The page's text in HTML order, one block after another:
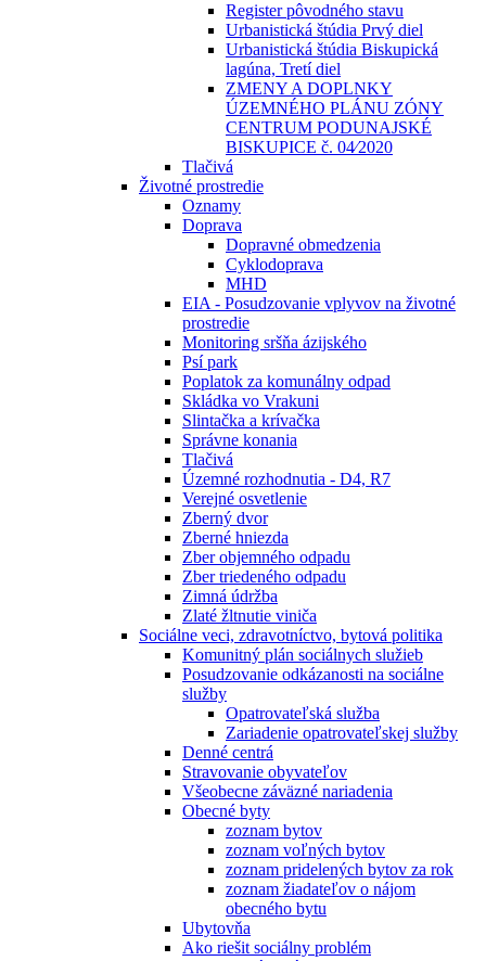
Register pôvodného stavu
Urbanistická štúdia Prvý diel
Urbanistická štúdia Biskupická
lagúna, Tretí diel
ZMENY A DOPLNKY
ÚZEMNÉHO PLÁNU ZÓNY
CENTRUM PODUNAJSKÉ
BISKUPICE č. 04⁄2020
Tlačivá
Životné prostredie
Oznamy
Doprava
Dopravné obmedzenia
Cyklodoprava
MHD
EIA - Posudzovanie vplyvov na životné
prostredie
Monitoring sršňa ázijského
Psí park
Poplatok za komunálny odpad
Skládka vo Vrakuni
Slintačka a krívačka
Správne konania
Tlačivá
Územné rozhodnutia - D4, R7
Verejné osvetlenie
Zberný dvor
Zberné hniezda
Zber objemného odpadu
Zber triedeného odpadu
Zimná údržba
Zlaté žltnutie viniča
Sociálne veci, zdravotníctvo, bytová politika
Komunitný plán sociálnych služieb
Posudzovanie odkázanosti na sociálne
služby
Opatrovateľská služba
Zariadenie opatrovateľskej služby
Denné centrá
Stravovanie obyvateľov
Všeobecne záväzné nariadenia
Obecné byty
zoznam bytov
zoznam voľných bytov
zoznam pridelených bytov za rok
zoznam žiadateľov o nájom
obecného bytu
Ubytovňa
Ako riešit sociálny problém